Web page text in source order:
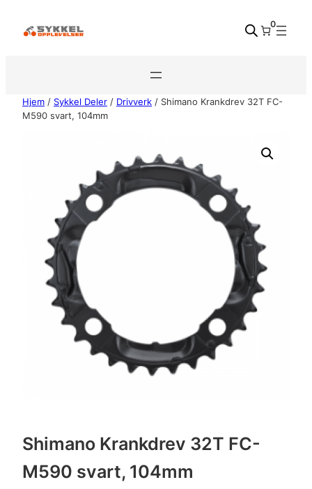
0
Hjem / Sykkel Deler / Drivverk / Shimano Krankdrev 32T FC-
M590 svart, 104mm
Shimano Krankdrev 32T FC-
M590 svart, 104mm